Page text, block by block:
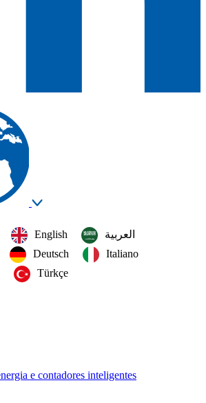
English
العربية‏
Deutsch
Italiano
Türkçe
e contadores inteligentes